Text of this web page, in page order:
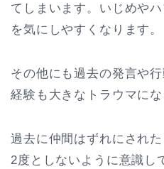
てしまいます。いじめや
を気にしやすくなります。
その他にも過去の発言や
経験も大きなトラウマにな
過去に仲間はずれにされ
2度としないように意識し